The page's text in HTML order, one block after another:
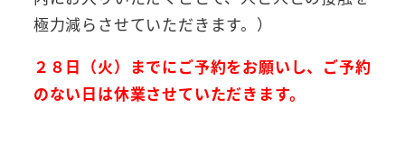
極力減らさせていただきます。）
２８日（火）までにご予約をお願いし、ご予約
のない日は休業させていただきます。